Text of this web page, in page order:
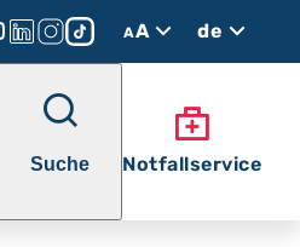
AA
de
Suche Notfallservice